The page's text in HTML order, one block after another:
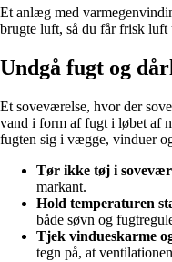
Et anlæg med
brugte luft, så du får frisk luft
Undgå fugt og
Et soveværelse, hvor der
vand i form af fugt i løbet af
fugten sig i vægge, vinduer
Tør ikke tøj i
markant.
Hold temperaturen
både søvn og
Tjek vindueskarme
tegn på, at